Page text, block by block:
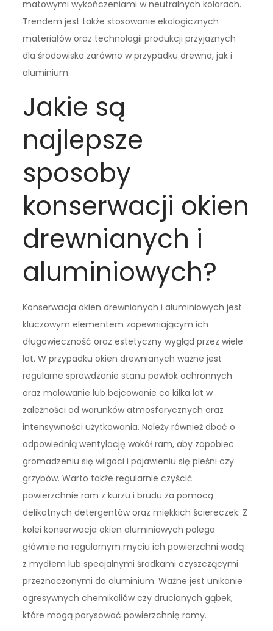
matowymi wykończeniami w neutralnych kolorach.
Trendem jest także stosowanie ekologicznych
materiałów oraz technologii produkcji przyjaznych
dla środowiska zarówno w przypadku drewna, jak i
aluminium.
Jakie są
najlepsze
sposoby
konserwacji okien
drewnianych i
aluminiowych?
Konserwacja okien drewnianych i aluminiowych jest
kluczowym elementem zapewniającym ich
długowieczność oraz estetyczny wygląd przez wiele
lat. W przypadku okien drewnianych ważne jest
regularne sprawdzanie stanu powłok ochronnych
oraz malowanie lub bejcowanie co kilka lat w
zależności od warunków atmosferycznych oraz
intensywności użytkowania. Należy również dbać o
odpowiednią wentylację wokół ram, aby zapobiec
gromadzeniu się wilgoci i pojawieniu się pleśni czy
grzybów. Warto także regularnie czyścić
powierzchnie ram z kurzu i brudu za pomocą
delikatnych detergentów oraz miękkich ściereczek. Z
kolei konserwacja okien aluminiowych polega
głównie na regularnym myciu ich powierzchni wodą
z mydłem lub specjalnymi środkami czyszczącymi
przeznaczonymi do aluminium. Ważne jest unikanie
agresywnych chemikaliów czy drucianych gąbek,
które mogą porysować powierzchnię ramy.